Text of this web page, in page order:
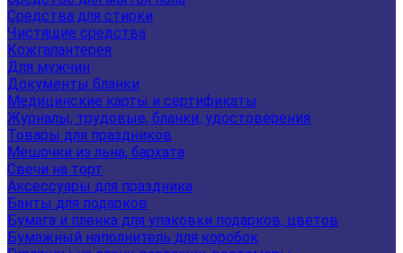
Средства для стирки
Чистящие средства
Кожгалантерея
Для мужчин
Документы бланки
Медицинские карты и сертификаты
Журналы, трудовые, бланки, удостоверения
Товары для праздников
Мешочки из льна, бархата
Свечи на торт
Аксессуары для праздника
Банты для подарков
Бумага и пленка для упаковки подарков, цветов
Бумажный наполнитель для коробок